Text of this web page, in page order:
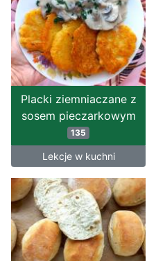
Placki ziemniaczane z
sosem pieczarkowym
135
Lekcje w kuchni